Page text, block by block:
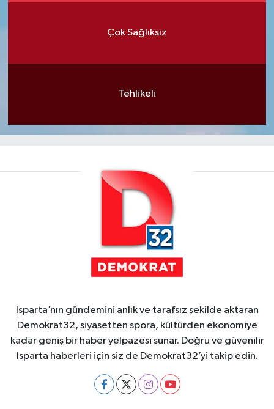
Çok Sağlıksız
Tehlikeli
Isparta’nın gündemini anlık ve tarafsız şekilde aktaran
Demokrat32, siyasetten spora, kültürden ekonomiye
kadar geniş bir haber yelpazesi sunar. Doğru ve güvenilir
Isparta haberleri için siz de Demokrat32’yi takip edin.